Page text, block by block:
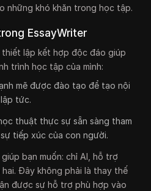
những khó khăn trong học tập.
EssayWriter
thiết lập kết hợp độc đáo giúp
trình học tập của mình:
mẽ được đào tạo để tạo nội
tức.
thuật thực sự sẵn sàng tham
tiếp xúc của con người.
bạn muốn: chỉ AI, hỗ trợ
Đây không phải là thay thế
được sự hỗ trợ phù hợp vào